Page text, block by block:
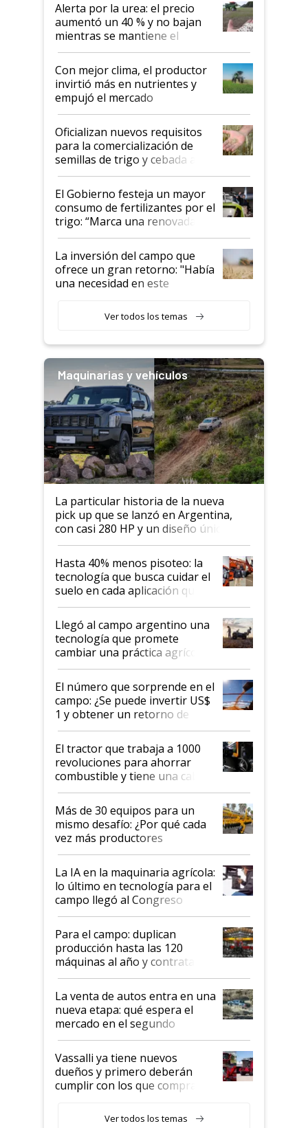
Alerta por la urea: el precio
aumentó un 40 % y no bajan
mientras se mantiene el
conflicto en Medio Oriente
Con mejor clima, el productor
invirtió más en nutrientes y
empujó el mercado
Oficializan nuevos requisitos
para la comercialización de
semillas de trigo y cebada a
granel
El Gobierno festeja un mayor
consumo de fertilizantes por el
trigo: “Marca una renovada
confianza de los productores”
La inversión del campo que
ofrece un gran retorno: "Había
una necesidad en este
Ver todos los temas
Maquinarias y vehículos
La particular historia de la nueva
pick up que se lanzó en Argentina,
con casi 280 HP y un diseño único: a
cuánto se vende
Hasta 40% menos pisoteo: la
tecnología que busca cuidar el
suelo en cada aplicación que
llevó Jacto al Congreso
Aapresid 2026
Llegó al campo argentino una
tecnología que promete
cambiar una práctica agrícola
clave: ¿Y si analizar el suelo
fuera tan simple como apretar
un botón?
El número que sorprende en el
campo: ¿Se puede invertir US$
1 y obtener un retorno de
hasta US$ 10 en agricultura?
El tractor que trabaja a 1000
revoluciones para ahorrar
combustible y tiene una cabina
que parece una computadora:
lo último en el mundo,
disponible en Argentina
Más de 30 equipos para un
mismo desafío: ¿Por qué cada
vez más productores
incorporan fertilizante bajo
tierra?
La IA en la maquinaria agrícola:
lo último en tecnología para el
campo llegó al Congreso
Aapresid 2026
Para el campo: duplican
producción hasta las 120
máquinas al año y contratan
especialistas de la industria
automotriz para lograrlo
La venta de autos entra en una
nueva etapa: qué espera el
mercado en el segundo
semestre
Vassalli ya tiene nuevos
dueños y primero deberán
cumplir con los que compraron
recibieron: quién está detrás
Ver todos los temas